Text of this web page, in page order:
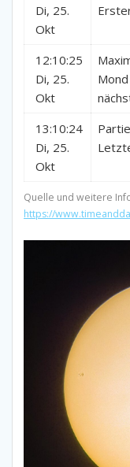
Di, 25.
Okt
12:10:25
Di, 25.
Okt
13:10:24
Di, 25.
Okt
Quelle und weitere
https://